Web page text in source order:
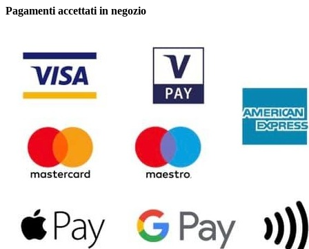
Pagamenti accettati in negozio